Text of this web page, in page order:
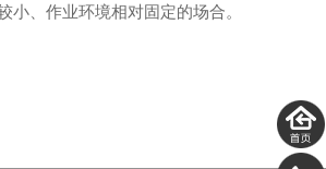
、作业环境相对固定的场合。